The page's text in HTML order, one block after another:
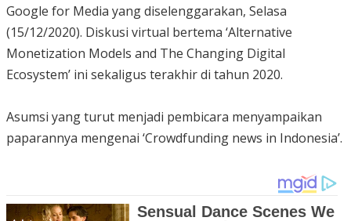
Google for Media yang diselenggarakan, Selasa
(15/12/2020). Diskusi virtual bertema ‘Alternative
Monetization Models and The Changing Digital
Ecosystem’ ini sekaligus terakhir di tahun 2020.
Asumsi yang turut menjadi pembicara menyampaikan
paparannya mengenai ‘Crowdfunding news in Indonesia’.